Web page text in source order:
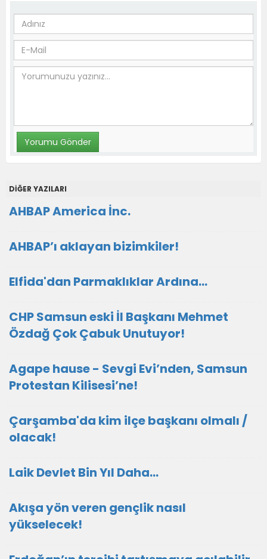
DİĞER YAZILARI
AHBAP America İnc.
AHBAP’ı aklayan bizimkiler!
Elfida'dan Parmaklıklar Ardına…
CHP Samsun eski İl Başkanı Mehmet
Özdağ Çok Çabuk Unutuyor!
Agape hause - Sevgi Evi’nden, Samsun
Protestan Kilisesi’ne!
Çarşamba'da kim ilçe başkanı olmalı /
olacak!
Laik Devlet Bin Yıl Daha…
Akışa yön veren gençlik nasıl
yükselecek!